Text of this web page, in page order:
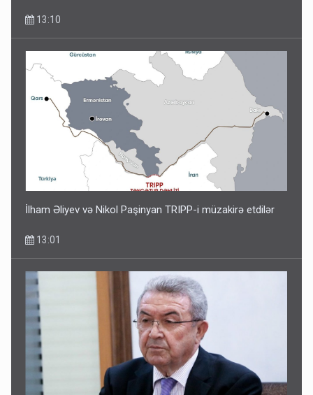
13:10
İlham Əliyev və Nikol Paşinyan TRIPP-i müzakirə etdilər
13:01